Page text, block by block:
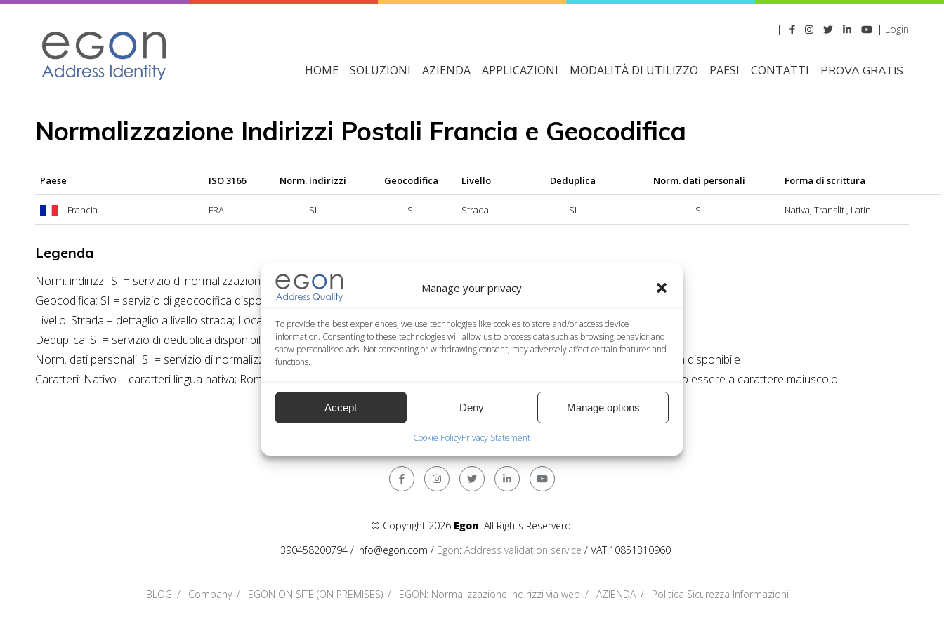
Manage your privacy
To provide the best experiences, we use technologies like cookies to store and/or access device
information. Consenting to these technologies will allow us to process data such as browsing behavior and
show personalised ads. Not consenting or withdrawing consent, may adversely affect certain features and
functions.
Accept Deny Manage options
Cookie PolicyPrivacy Statement
| | Login
HOME SOLUZIONI AZIENDA APPLICAZIONI MODALITÀ DI UTILIZZO PAESI CONTATTI PROVA GRATIS
Normalizzazione Indirizzi Postali Francia e Geocodifica
Paese ISO 3166 Norm. indirizzi Geocodifica Livello Deduplica Norm. dati personali Forma di scrittura
Francia FRA Si Si Strada Si Si Nativa, Translit., Latin
Legenda
Norm. indirizzi: SI = servizio di normalizzazione indirizzi disponibile; NO = servizio di normalizzazione indirizzi non disponibile
Geocodifica: SI = servizio di geocodifica disponibile; NO = servizio di geocodifica non disponibile
Livello: Strada = dettaglio a livello strada; Località = dettaglio a livello località
Deduplica: SI = servizio di deduplica disponibile; NO = servizio di deduplica non disponibile
Norm. dati personali: SI = servizio di normalizzazione dati personali disponibile; NO = servizio di normalizzazione dati personali non disponibile
Caratteri: Nativo = caratteri lingua nativa; Romano = caratteri latini; Internazionale = formato internazionale. Tutte le forme possono essere a carattere maiuscolo.
© Copyright 2026 Egon. All Rights Reserverd.
+390458200794 / info@egon.com / Egon: Address validation service / VAT:10851310960
BLOG Company EGON ON SITE (ON PREMISES) EGON: Normalizzazione indirizzi via web AZIENDA Politica Sicurezza Informazioni